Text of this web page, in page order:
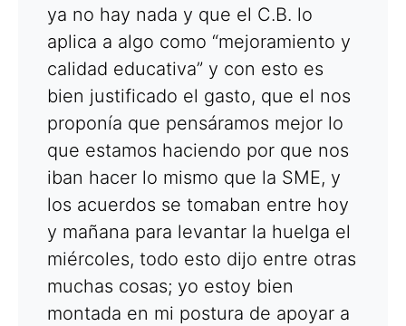
ya no hay nada y que el C.B. lo
aplica a algo como “mejoramiento y
calidad educativa” y con esto es
bien justificado el gasto, que el nos
proponía que pensáramos mejor lo
que estamos haciendo por que nos
iban hacer lo mismo que la SME, y
los acuerdos se tomaban entre hoy
y mañana para levantar la huelga el
miércoles, todo esto dijo entre otras
muchas cosas; yo estoy bien
montada en mi postura de apoyar a